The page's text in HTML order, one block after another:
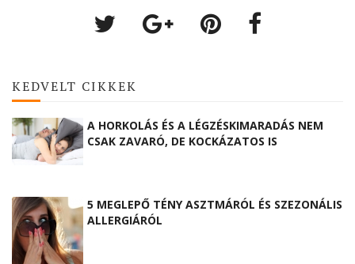
KEDVELT CIKKEK
A HORKOLÁS ÉS A LÉGZÉSKIMARADÁS NEM
CSAK ZAVARÓ, DE KOCKÁZATOS IS
5 MEGLEPŐ TÉNY ASZTMÁRÓL ÉS SZEZONÁLIS
ALLERGIÁRÓL